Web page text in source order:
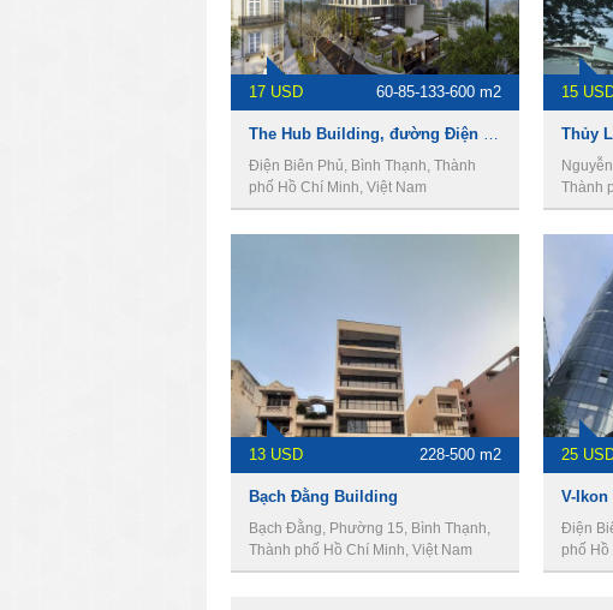
17 USD 60-85-133-600 m2
Điện Biên Phủ, Bình Thạnh, Thành
phố Hồ Chí Minh, Việt Nam
15
Thủy
Thành
13 USD 228-500 m2
Bạch Đằng Building
Bạch Đằng, Phường 15, Bình Thạnh,
Thành phố Hồ Chí Minh, Việt Nam
25
V-Ikon
Điện
phố Hồ